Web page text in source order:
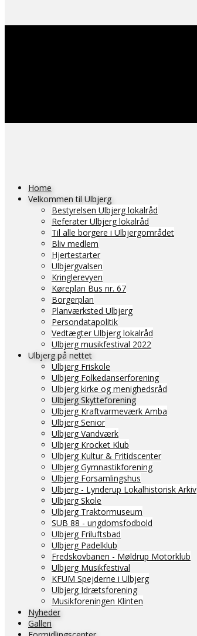
Home
Velkommen til Ulbjerg
Bestyrelsen Ulbjerg lokalråd
Referater Ulbjerg lokalråd
Til alle borgere i Ulbjergområdet
Bliv medlem
Hjertestarter
Ulbjergvalsen
Kringlerevyen
Køreplan Bus nr. 67
Borgerplan
Planværksted Ulbjerg
Persondatapolitik
Vedtægter Ulbjerg lokalråd
Ulbjerg musikfestival 2022
Ulbjerg på nettet
Ulbjerg Friskole
Ulbjerg Folkedanserforening
Ulbjerg kirke og menighedsråd
Ulbjerg Skytteforening
Ulbjerg Kraftvarmeværk Amba
Ulbjerg Senior
Ulbjerg Vandværk
Ulbjerg Krocket Klub
Ulbjerg Kultur & Fritidscenter
Ulbjerg Gymnastikforening
Ulbjerg Forsamlingshus
Ulbjerg - Lynderup Lokalhistorisk Arkiv
Ulbjerg Skole
Ulbjerg Traktormuseum
SUB 88 - ungdomsfodbold
Ulbjerg Friluftsbad
Ulbjerg Padelklub
Fredskovbanen - Møldrup Motorklub
Ulbjerg Musikfestival
KFUM Spejderne i Ulbjerg
Ulbjerg Idrætsforening
Musikforeningen Klinten
Nyheder
Galleri